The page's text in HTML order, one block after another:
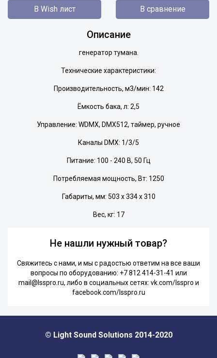
В Wish лист В сравнение
Описание
генератор тумана.
Технические характеристики:
Производительность, м3/мин: 142
Ёмкость бака, л: 2,5
Управление: WDMX, DMX512, таймер, ручное
Каналы DMX: 1/3/5
Питание: 100 - 240 В, 50 Гц
Потребляемая мощность, Вт: 1250
Габариты, мм: 503 х 334 х 310
Вес, кг: 17
Не нашли нужный товар?
Свяжитесь с нами, и мы с радостью ответим на все ваши
вопросы по оборудованию: +7 812 414-31-41 или
mail@lsspro.ru, либо в социальных сетях: vk.com/lsspro и
facebook.com/lsspro.ru
© Light Sound Solutions 2014-2020